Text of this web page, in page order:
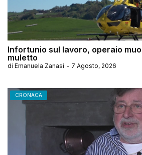
Infortunio sul lavoro, operaio
muletto
di Emanuela Zanasi - 7 Agosto, 2026
CRONACA